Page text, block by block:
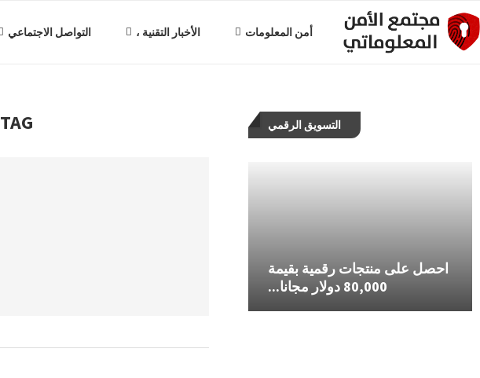
أمن المعلومات الأخبار التقنية ، التواصل الاجتماعي
TAG:
محمي: فكرة ريادية – حقق
التسويق الرقمي
احصل على منتجات رقمية بقيمة
80,000 دولار مجانا...